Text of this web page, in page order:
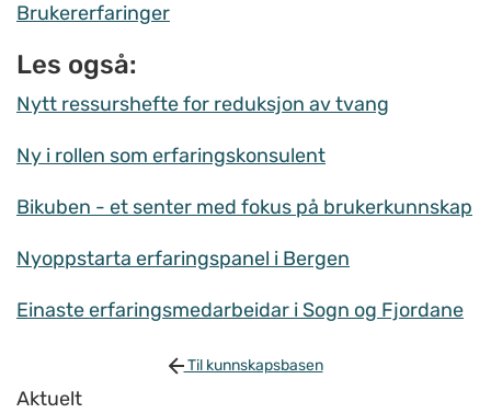
Brukererfaringer
Les også:
Nytt ressurshefte for reduksjon av tvang
Ny i rollen som erfaringskonsulent
Bikuben - et senter med fokus på brukerkunnskap
Nyoppstarta erfaringspanel i Bergen
Einaste erfaringsmedarbeidar i Sogn og Fjordane
Til kunnskapsbasen
Aktuelt